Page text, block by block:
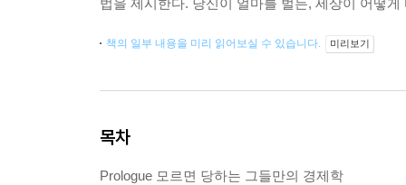
법을 제시한다. 당신이 얼마를 벌든, 세상이 어떻
책의 일부 내용을 미리 읽어보실 수 있습니다. 미리보기
목차
Prologue 모르면 당하는 그들만의 경제학